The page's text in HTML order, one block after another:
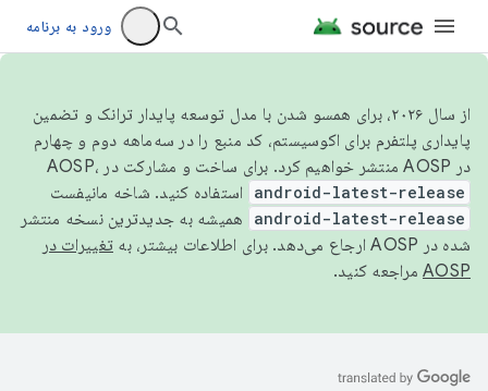
ورود به برنامه
از سال ۲۰۲۶، برای همسو شدن با مدل توسعه پایدار ترانک و تضمین
پایداری پلتفرم برای اکوسیستم، کد منبع را در سه‌ماهه دوم و چهارم
در AOSP منتشر خواهیم کرد. برای ساخت و مشارکت در AOSP،
android-latest-release استفاده کنید. شاخه مانیفست
android-latest-release
همیشه به جدیدترین نسخه منتشر
شده در AOSP ارجاع می‌دهد. برای اطلاعات بیشتر، به
تغییرات در
AOSP مراجعه کنید.